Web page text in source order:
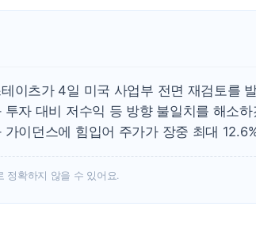
이츠가 4일 미국 사업부 전면 재검토를
투자 대비 저수익 등 방향 불일치를 해소
이던스에 힘입어 주가가 장중 최대
정확하지 않을 수 있어요.